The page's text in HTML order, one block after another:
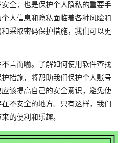
全，也是保护个人隐私的重要手
人信息和隐私面临着各种风险和
采取密码保护措施，我们可以更
言而喻。了解如何使用软件查找
措施，将帮助我们保护个人账号
该提高自己的安全意识，避免使
不安全的地方。只有这样，我们
的便利和乐趣。